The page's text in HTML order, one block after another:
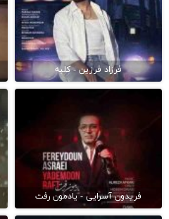
فرزاد فرزین - کلبه
فریدون آسرایی - یادمون رفت